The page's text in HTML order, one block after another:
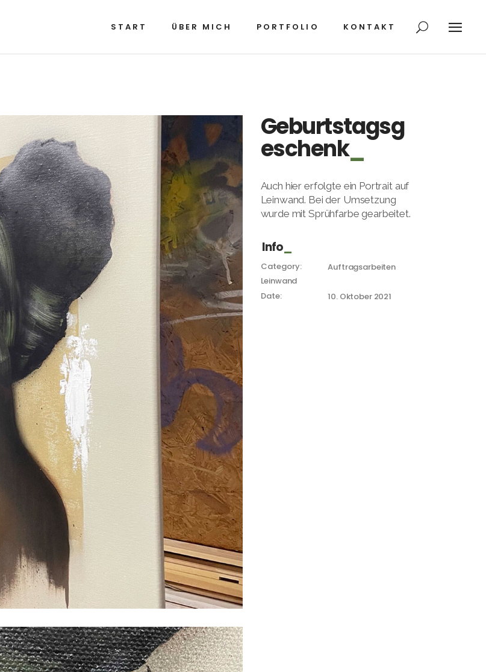
START ÜBER MICH PORTFOLIO KONTAKT
START ÜBER MICH PORTFOLIO KONTAKT
Geburtstagsg
eschenk
Auch hier erfolgte ein Portrait auf
Leinwand. Bei der Umsetzung
wurde mit Sprühfarbe gearbeitet.
Info
Category:
Auftragsarbeiten
Leinwand
Date:
10. Oktober 2021